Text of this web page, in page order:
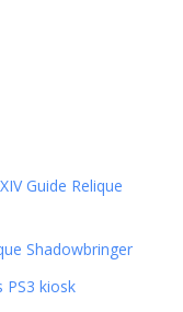
Guide Relique
Shadowbringer
PS3 kiosk